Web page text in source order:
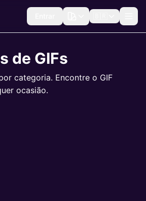
de GIFs
categoria. Encontre o GIF
ocasião.